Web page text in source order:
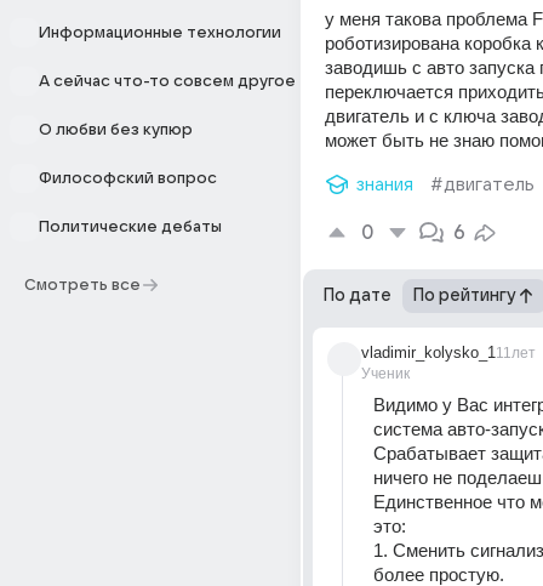
Информационные технологии
А сейчас что-то совсем другое
О любви без купюр
Философский вопрос
Политические дебаты
Смотреть все
у меня такова проблема
роботизирована коробка
заводишь с авто запуска
переключается
двигатель и с ключа
может быть не знаю
знания #двигатель
0 6
По дате По рейтингу
vladimir_kolysko_1
Ученик
11лет
Видимо у Вас
система авто-
Срабатывает
ничего не
Единственное что
это:
1. Сменить
более простую.